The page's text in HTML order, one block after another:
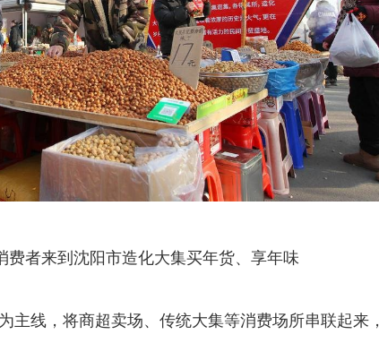
费者来到沈阳市造化大集买年货、享年味
线，将商超卖场、传统大集等消费场所串联起来，